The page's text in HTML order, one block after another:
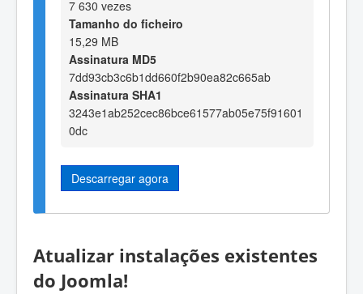
7 630 vezes
Tamanho do ficheiro
15,29 MB
Assinatura MD5
7dd93cb3c6b1dd660f2b90ea82c665ab
Assinatura SHA1
3243e1ab252cec86bce61577ab05e75f91601
0dc
Descarregar agora
Atualizar instalações existentes
do Joomla!